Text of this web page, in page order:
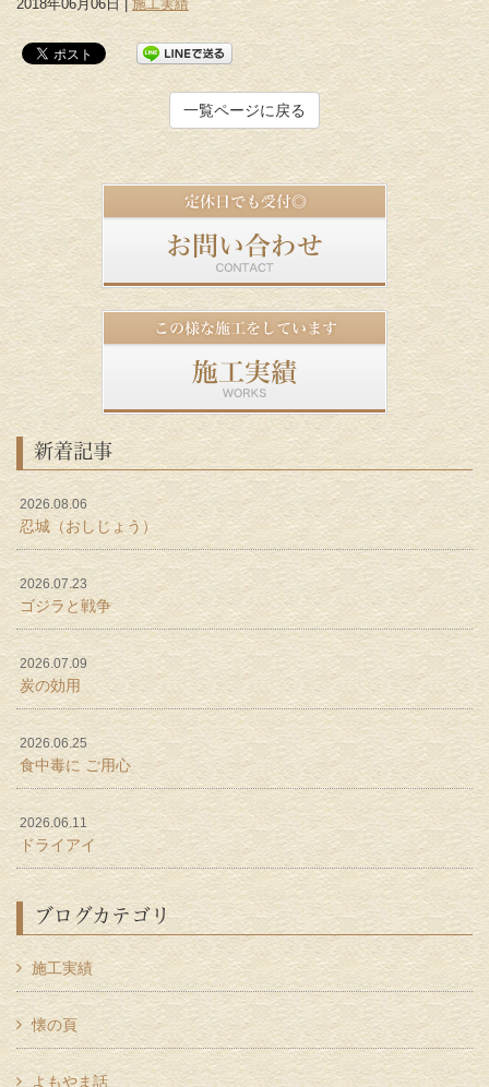
2018年06月06日 |施工実績
一覧ページに戻る
新着記事
2026.08.06
忍城（おしじょう）
2026.07.23
ゴジラと戦争
2026.07.09
炭の効用
2026.06.25
食中毒に ご用心
2026.06.11
ドライアイ
ブログカテゴリ
施工実績
懐の頁
よもやま話